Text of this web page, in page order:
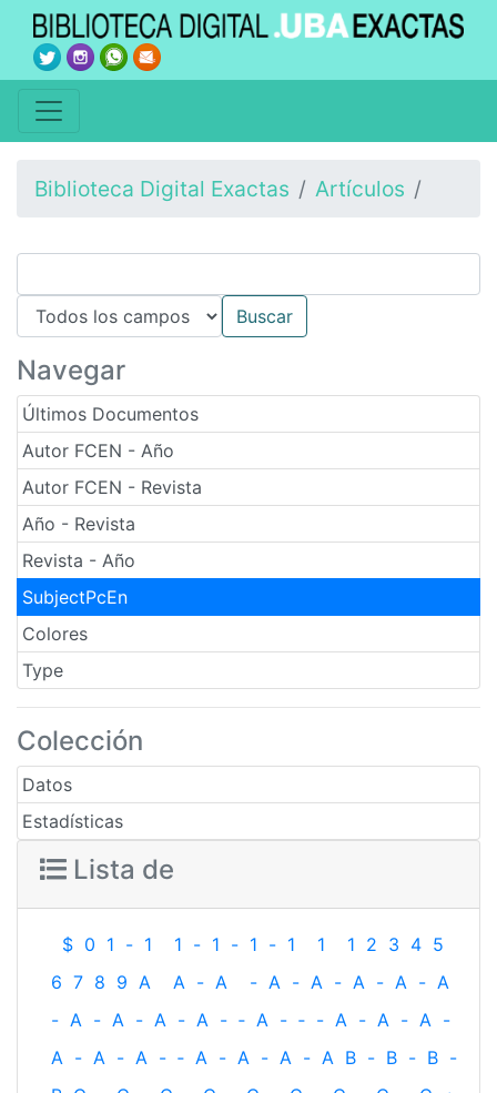
Biblioteca Digital Exactas Artículos
Navegar
Últimos Documentos
Autor FCEN - Año
Autor FCEN - Revista
Año - Revista
Revista - Año
SubjectPcEn
Colores
Type
Colección
Datos
Estadísticas
Lista de
$ 0 1 - 1 1 - 1 - 1 - 1 1 1 2 3 4 5
6 7 8 9 A A - A - A - A - A - A - A
- A - A - A - A - ‐ A - ‐ - A - A - A -
A - A - A - ‐ A - A - A - A B - B - B -